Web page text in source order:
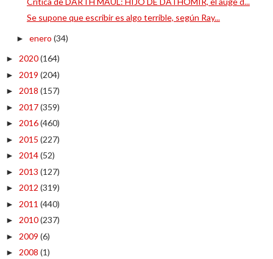
Se supone que escribir es algo terrible, según Ray...
► enero (34)
► 2020(164)
► 2019 (204)
► 2018 (157)
► 2017(359)
► 2016(460)
► 2015 (227)
► 2014(52)
► 2013 (127)
► 2012 (319)
► 2011 (440)
► 2010(237)
► 2009 (6)
► 2008 (1)